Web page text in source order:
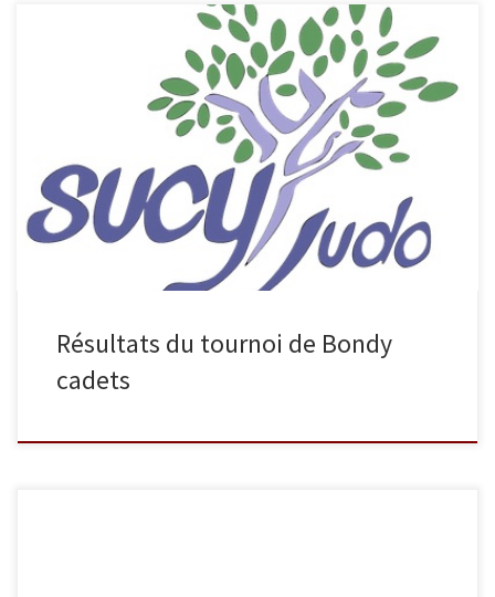
Voici les résultats du tournoi de Bondy cadets qui a eu lieu le
samedi 24 mars. Dans la catégorie des -50 kg Antoine LE ROI
termine 1er et Hugo MANNU termine 3ème. Chez les -66 kg, Salah
BEKTAOUI termine 1er et Augustin MARCHAL termine 3ème.
Félicitations à tous !
Résultats du tournoi de Bondy
cadets